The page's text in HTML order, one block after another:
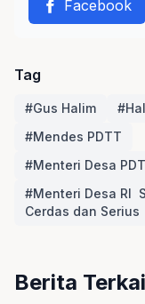
Facebook
Tag
#Gus Halim
#Mendes PDTT
#Menteri Desa
#Menteri Desa RI
Cerdas dan Serius
Berita